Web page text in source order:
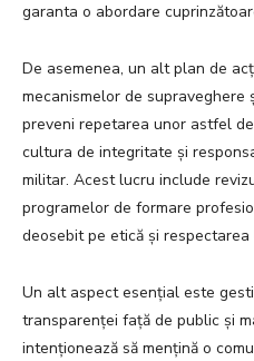
garanta o abordare
De asemenea, un alt plan de
mecanismelor de
preveni repetarea unor astfel
cultura de integritate și
militar. Acest lucru include
programelor de formare
deosebit pe etică și respectarea
Un alt aspect esențial este
transparenței față de public și
intenționează să mențină o